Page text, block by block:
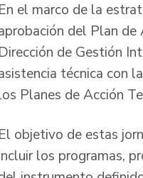
En el marco de la
del Plan de
Dirección de Gestión
técnica con
Planes de Acción
El objetivo de estas
los programas,